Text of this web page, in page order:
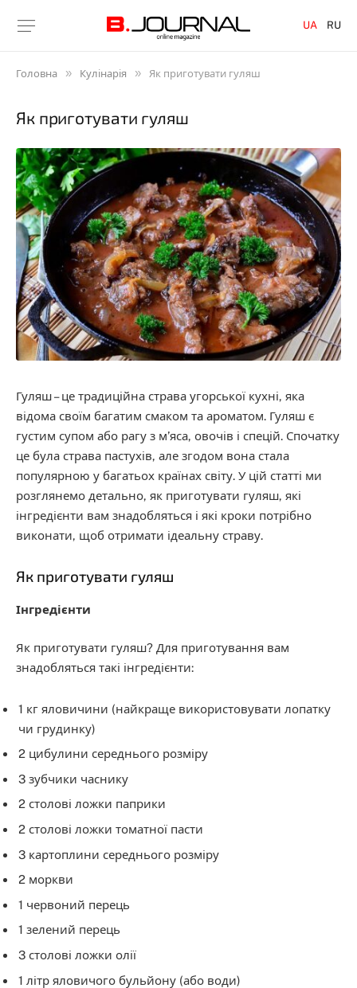
UA RU
Головна » Кулінарія » Як приготувати гуляш
Як приготувати гуляш
Гуляш – це традиційна страва угорської кухні, яка
відома своїм багатим смаком та ароматом. Гуляш є
густим супом або рагу з м’яса, овочів і спецій. Спочатку
це була страва пастухів, але згодом вона стала
популярною у багатьох країнах світу. У цій статті ми
розглянемо детально, як приготувати гуляш, які
інгредієнти вам знадобляться і які кроки потрібно
виконати, щоб отримати ідеальну страву.
Як приготувати гуляш
Інгредієнти
Як приготувати гуляш? Для приготування вам
знадобляться такі інгредієнти:
1 кг яловичини (найкраще використовувати лопатку
чи грудинку)
2 цибулини середнього розміру
3 зубчики часнику
2 столові ложки паприки
2 столові ложки томатної пасти
3 картоплини середнього розміру
2 моркви
1 червоний перець
1 зелений перець
3 столові ложки олії
1 літр яловичого бульйону (або води)